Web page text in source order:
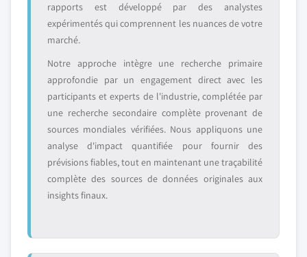
rapports est développé par des analystes
expérimentés qui comprennent les nuances de votre
marché.
Notre approche intègre une recherche primaire
approfondie par un engagement direct avec les
participants et experts de l'industrie, complétée par
une recherche secondaire complète provenant de
sources mondiales vérifiées. Nous appliquons une
analyse d'impact quantifiée pour fournir des
prévisions fiables, tout en maintenant une traçabilité
complète des sources de données originales aux
insights finaux.